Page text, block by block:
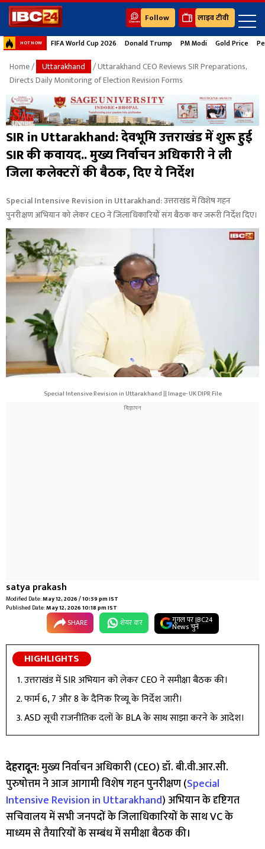
Follow लाइव टीवी
HOT NOW FIFA World Cup 2026 Donald Trump PM Modi Gold Price
Home/ Uttarakhand
/ Uttarakhand CEO Reviews SIR Preparations,
Directs Daily Monitoring of Election Revision Forms
SIR in Uttarakhand: देवभूमि उत्तराखंड में शुरू हुई
SIR की कवायद.. मुख्य निर्वाचन अधिकारी ने ली
जिला कलेक्टरों की बैठक, दिए ये निर्देश
Special Intensive Revision in Uttarakhand: उत्तराखंड में विशेष गहन
पुनरीक्षण अभियान को लेकर CEO ने जिलाधिकारियों संग बैठक कर जरूरी निर्देश दिए।
Special Intensive Revision in Uttarakhand || Image- UK DIPR File
satya prakash
Modified Date:May 12, 2026 / 10:59 pm IST
Published Date:May 12, 2026 10:18 pm IST
SHARE शेयर कर गूगल पर IBC24
News चुनें
HIGHLIGHTS
उत्तराखंड में SIR अभियान को लेकर CEO ने समीक्षा बैठक की।
फार्म 6, 7 और 8 के दैनिक रिव्यू के निर्देश जारी।
ASD सूची राजनीतिक दलों के BLA के साथ साझा करने के आदेश।
देहरादून:मुख्य निर्वाचन अधिकारी (CEO) डॉ. बी.वी.आर.सी.
पुरुषोत्तम ने आज आगामी विशेष गहन पुनरीक्षण (Special
Intensive Revision in Uttarakhand) अभियान के दृष्टिगत
सचिवालय में सभी जनपदों के जिलाधिकारियों के साथ VC के
माध्यम से तैयारियों के सम्बंध में समीक्षा बैठक की।